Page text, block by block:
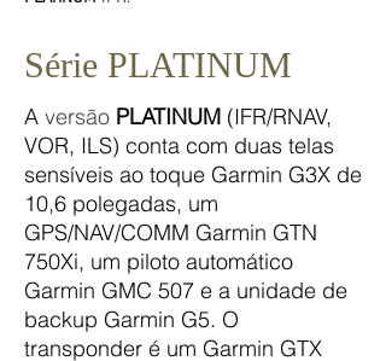
Série PLATINUM
A versão PLATINUM (IFR/RNAV,
VOR, ILS) conta com duas telas
sensíveis ao toque Garmin G3X de
10,6 polegadas, um
GPS/NAV/COMM Garmin GTN
750Xi, um piloto automático
Garmin GMC 507 e a unidade de
backup Garmin G5. O
transponder é um Garmin GTX